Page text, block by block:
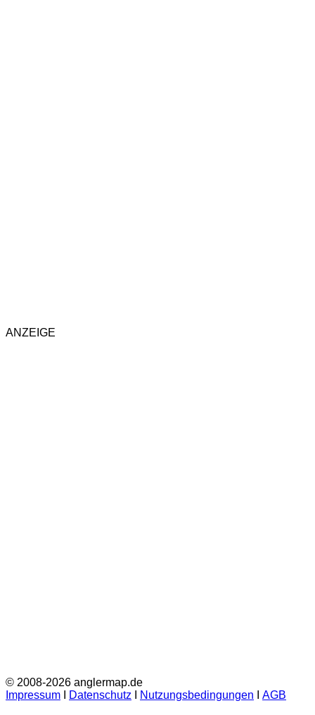
ANZEIGE
© 2008-2026 anglermap.de
Impressum
Datenschutz Nutzungsbedingungen AGB